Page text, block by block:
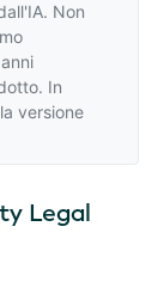
Non
In
la versione
Legal